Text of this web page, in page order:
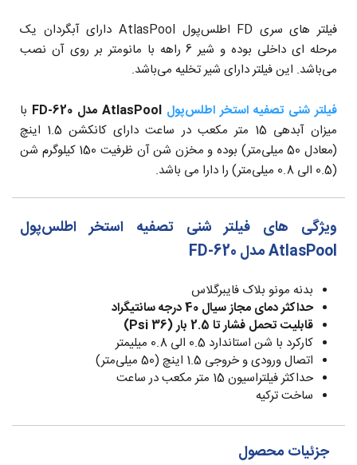
فیلتر های سری FD اطلس‌پول AtlasPool دارای آبگردان یک
مرحله ای داخلی بوده و شیر 6 راهه با مانومتر بر روی آن نصب
می‌باشد. این فیلتر دارای شیر تخلیه می‌باشد.
فیلتر شنی تصفیه استخر اطلس‌پول
با
میزان آبدهی 15 متر مکعب در ساعت دارای کانکشن 1.5 اینچ
(معادل 50 میلی‌متر) بوده و مخزن شن آن ظرفیت 150 کیلوگرم شن
(0.5 الی 0.8 میلی‌متر) را دارا می باشد.
ویژگی های فیلتر شنی تصفیه استخر اطلس‌پول
AtlasPool مدل FD-620
بدنه مونو بلاک فایبرگلاس
حداکثر دمای مجاز سیال 40 درجه سانتیگراد
قابلیت تحمل فشار تا 2.5 بار (36 Psi)
کارکرد با شن استاندارد 0.5 الی 0.8 میلیمتر
اتصال ورودی و خروجی 1.5 اینچ (50 میلی‌متر)
حداکثر فیلتراسیون 15 متر مکعب در ساعت
ساخت ترکیه
جزئیات محصول